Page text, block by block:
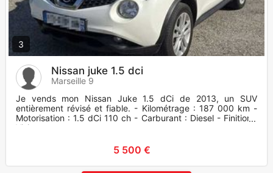
3
Nissan juke 1.5 dci
Marseille 9
Je vends mon Nissan Juke 1.5 dCi de 2013, un SUV
entièrement révisé et fiable. - Kilométrage : 187 000 km -
Motorisation : 1.5 dCi 110 ch - Carburant : Diesel - Finition :
Visia -
5 500 €